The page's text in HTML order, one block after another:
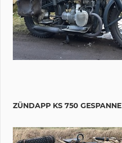
ZÜNDAPP KS 750 GESPANNE